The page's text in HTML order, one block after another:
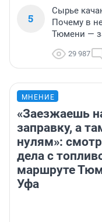
5
Сырье
Почему в
Тюмени —
29 987
МНЕНИЕ
«Заезжаешь
заправку, а
нулям»:
дела с
маршруте
Уфа